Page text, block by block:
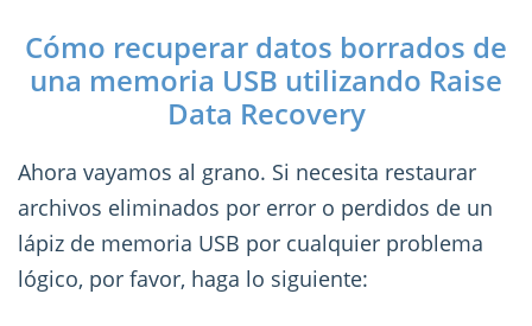
Cómo recuperar datos borrados de
una memoria USB utilizando Raise
Data Recovery
Ahora vayamos al grano. Si necesita restaurar
archivos eliminados por error o perdidos de un
lápiz de memoria USB por cualquier problema
lógico, por favor, haga lo siguiente: